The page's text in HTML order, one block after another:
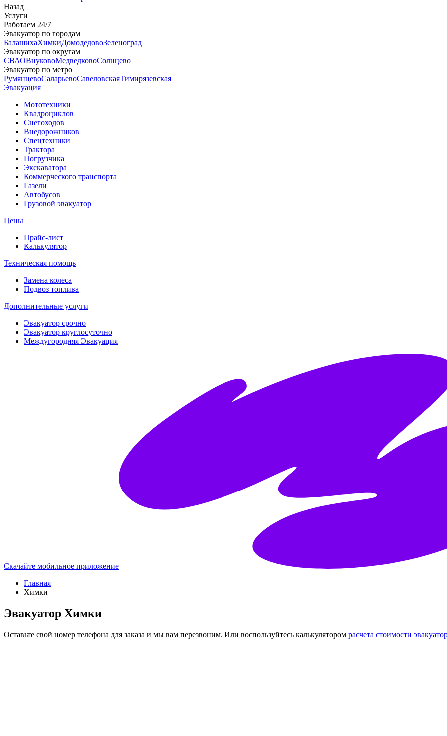
Назад
Услуги
Работаем 24/7
Эвакуатор по городам
БалашихаХимкиДомодедовоЗеленоград
Эвакуатор по округам
СВАОВнуковоМедведковоСолнцево
Эвакуатор по метро
РумянцевоСаларьевоСавеловскаяТимирязевская
Эвакуация
Мототехники
Квадроциклов
Снегоходов
Внедорожников
Спецтехники
Трактора
Погрузчика
Экскаватора
Коммерческого транспорта
Газели
Автобусов
Грузовой эвакуатор
Цены
Прайс-лист
Калькулятор
Техническая помощь
Замена колеса
Подвоз топлива
Дополнительные услуги
Эвакуатор срочно
Эвакуатор круглосуточно
Междугородняя Эвакуация
Скачайте мобильное приложение
Главная
Химки
Эвакуатор Химки
Оставьте свой номер телефона для заказа и мы вам перезвоним. Или воспользуйтесь калькулятором расчета стоимости